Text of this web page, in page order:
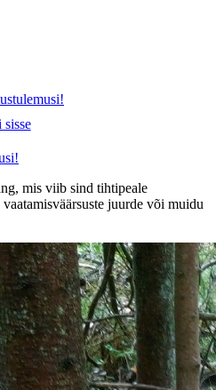
mis viib sind tihtipeale
juurde või muidu